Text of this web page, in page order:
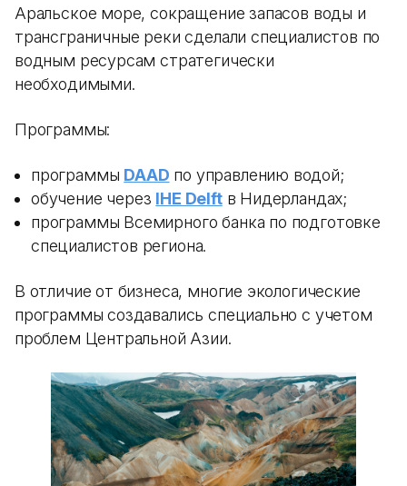
Аральское море, сокращение запасов воды и
трансграничные реки сделали специалистов по
водным ресурсам стратегически
необходимыми.
Программы:
программы DAAD по управлению водой;
обучение через IHE Delftв Нидерландах;
программы Всемирного банка по подготовке
специалистов региона.
В отличие от бизнеса, многие экологические
программы создавались специально с учетом
проблем Центральной Азии.